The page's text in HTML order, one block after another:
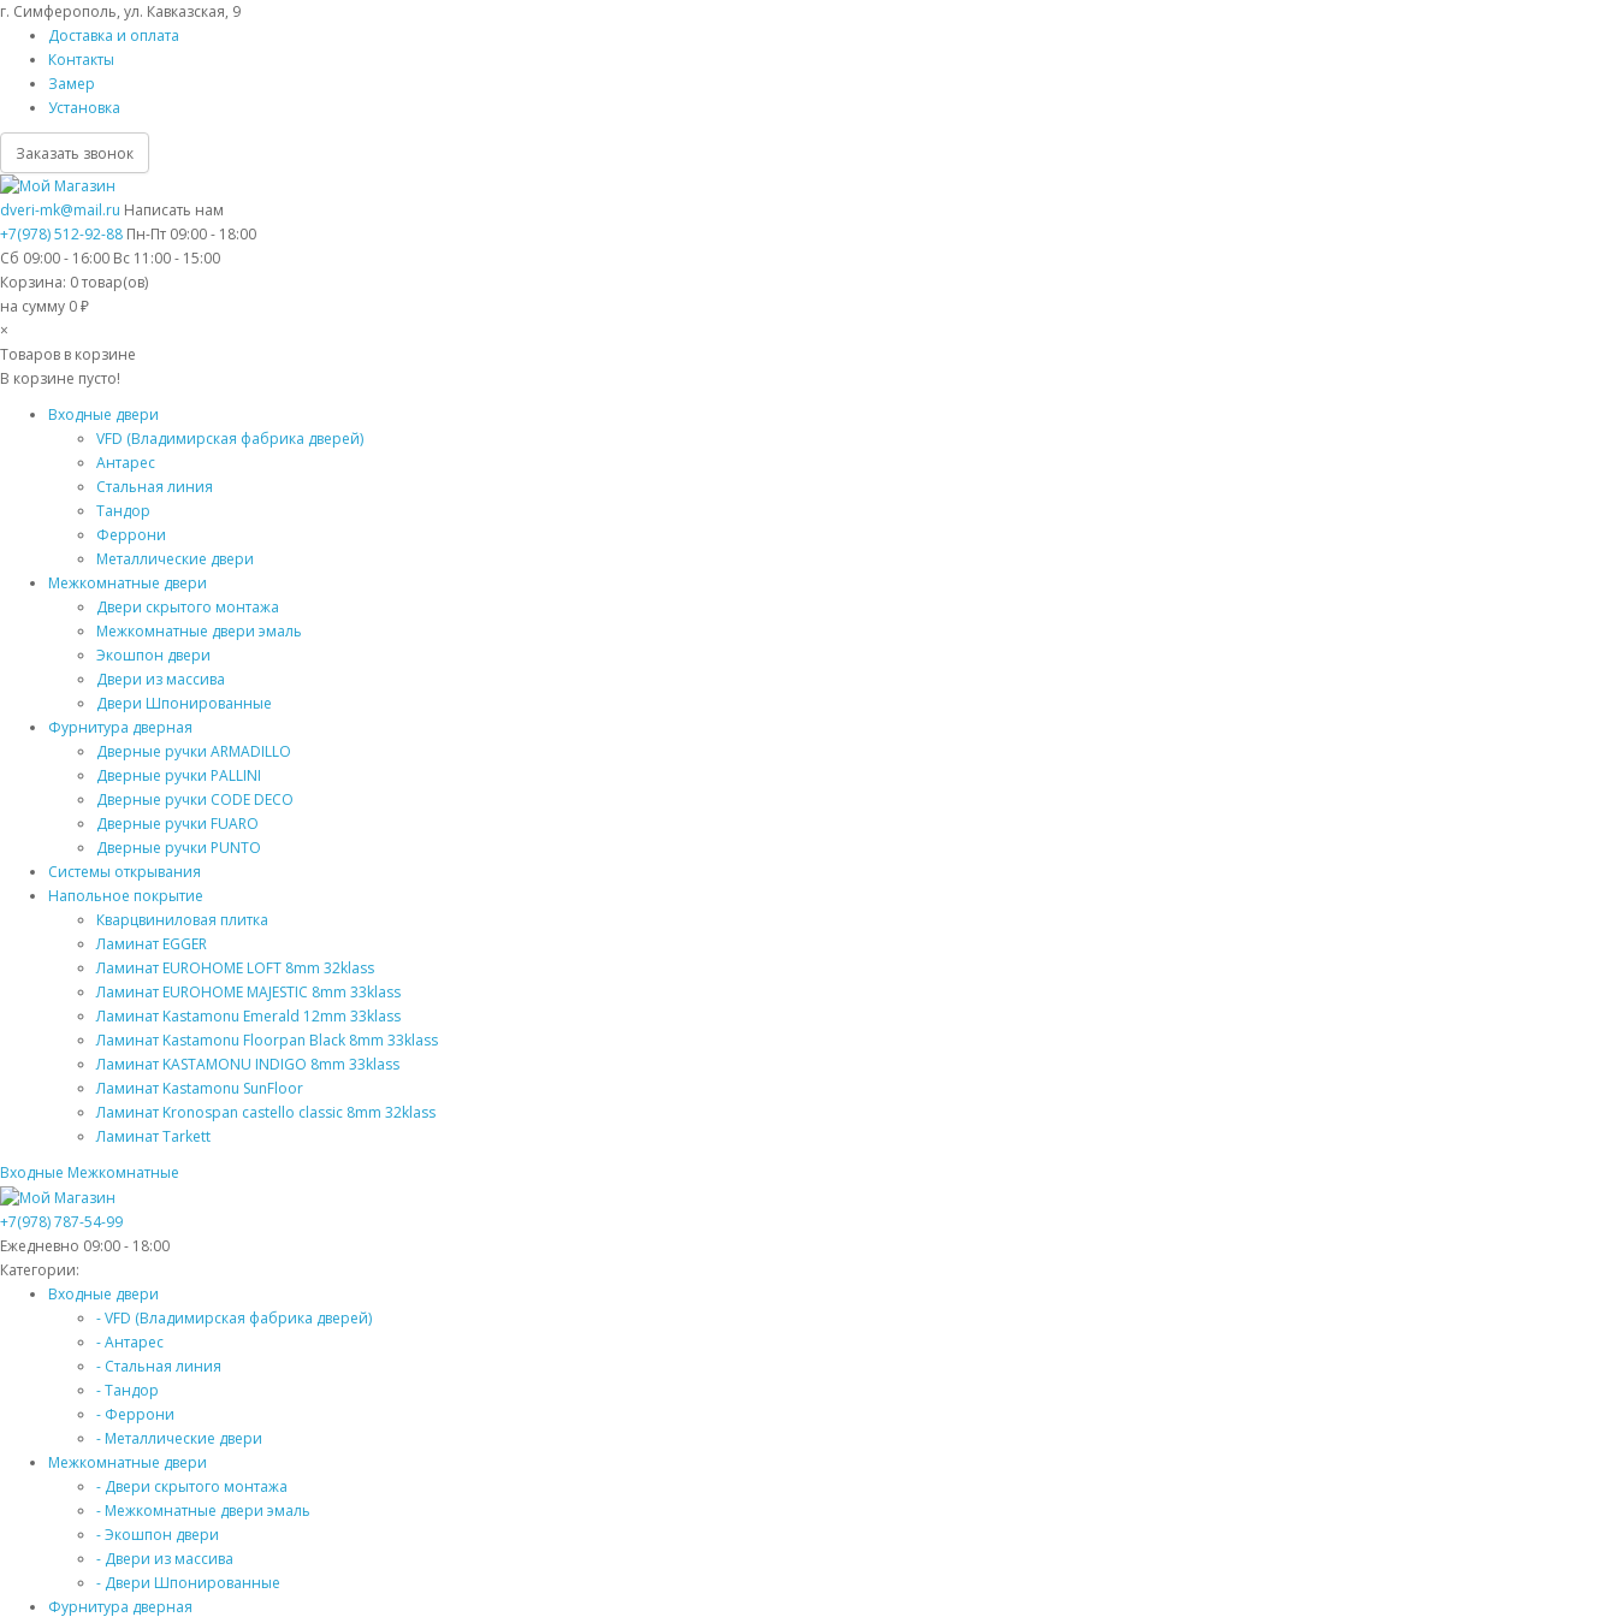
г. Симферополь, ул. Кавказская, 9
Доставка и оплата
Контакты
Замер
Установка
Заказать звонок
dveri-mk@mail.ru Написать нам
+7(978) 512-92-88 Пн-Пт 09:00 - 18:00
Сб 09:00 - 16:00 Вс 11:00 - 15:00
Корзина: 0товар(ов)
на сумму 0 ₽
×
Товаров в корзине
В корзине пусто!
Входные двери
VFD (Владимирская фабрика дверей)
Антарес
Стальная линия
Тандор
Феррони
Металлические двери
Межкомнатные двери
Двери скрытого монтажа
Межкомнатные двери эмаль
Экошпон двери
Двери из массива
Двери Шпонированные
Фурнитура дверная
Дверные ручки ARMADILLO
Дверные ручки PALLINI
Дверные ручки CODE DECO
Дверные ручки FUARO
Дверные ручки PUNTO
Системы открывания
Напольное покрытие
Кварцвиниловая плитка
Ламинат EGGER
Ламинат EUROHOME LOFT 8mm 32klass
Ламинат EUROHOME MAJESTIC 8mm 33klass
Ламинат Kastamonu Emerald 12mm 33klass
Ламинат Kastamonu Floorpan Black 8mm 33klass
Ламинат KASTAMONU INDIGO 8mm 33klass
Ламинат Kastamonu SunFloor
Ламинат Kronospan castello classic 8mm 32klass
Ламинат Tarkett
Входные Межкомнатные
+7(978) 787-54-99
Ежедневно 09:00 - 18:00
Категории:
Входные двери
- VFD (Владимирская фабрика дверей)
- Антарес
- Стальная линия
- Тандор
- Феррони
- Металлические двери
Межкомнатные двери
- Двери скрытого монтажа
- Межкомнатные двери эмаль
- Экошпон двери
- Двери из массива
- Двери Шпонированные
Фурнитура дверная